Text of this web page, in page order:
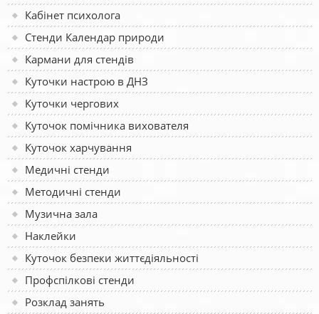
Кабінет психолога
Стенди Календар природи
Кармани для стендів
Куточки настрою в ДНЗ
Куточки чергових
Куточок помічника вихователя
Куточок харчування
Медичні стенди
Методичні стенди
Музична зала
Наклейки
Куточок безпеки життєдіяльності
Профспілкові стенди
Розклад занять